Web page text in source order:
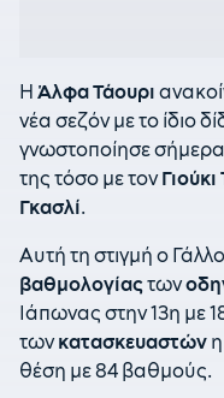
Η ΆλφαΤάουρι
νέα σεζόν με το ίδιο
γνωστοποίησε
της τόσο με τονΓιούκι
Γκασλί.
Αυτή τη στιγμή ο
βαθμολογίαςτων
Ιάπωνας στην 13η με
τωνκατασκευαστών
θέση με 84 βαθμούς.